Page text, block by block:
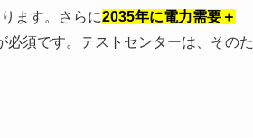
ます。さらに2035年に電力需要＋
必須です。テストセンターは、そのた